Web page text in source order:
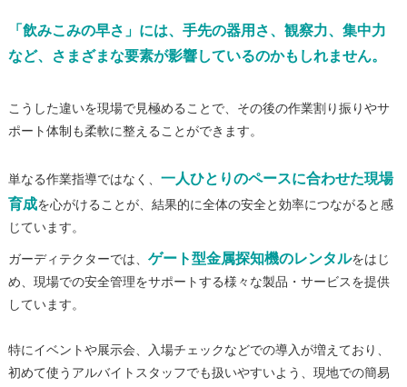
「飲みこみの早さ」には、手先の器用さ、観察力、集中力
など、さまざまな要素が影響しているのかもしれません。
こうした違いを現場で見極めることで、その後の作業割り振りやサ
ポート体制も柔軟に整えることができます。
単なる作業指導ではなく、 一人ひとりのペースに合わせた現場
育成を心がけることが、結果的に全体の安全と効率につながると感
じています。
ガーディテクターでは、 ゲート型金属探知機のレンタルをはじ
め、現場での安全管理をサポートする様々な製品・サービスを提供
しています。
特にイベントや展示会、入場チェックなどでの導入が増えており、
初めて使うアルバイトスタッフでも扱いやすいよう、現地での簡易